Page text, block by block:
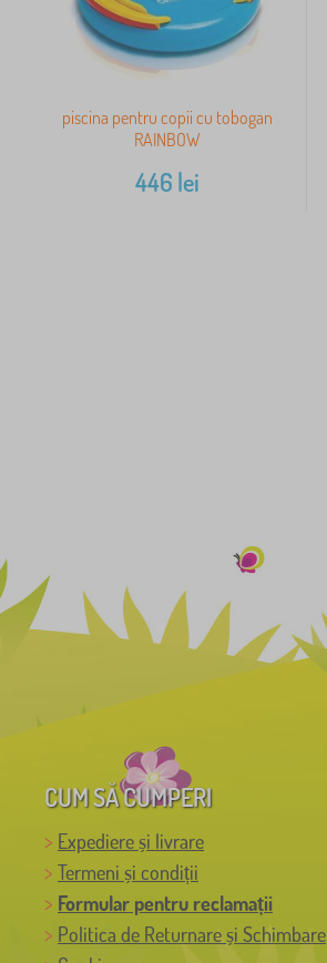
piscina pentru copii cu tobogan
RAINBOW
446 lei
CUM SĂ CUMPERI
Expediere și livrare
Termeni și condiții
Formular pentru reclamații
Politica de Returnare și Schimbare